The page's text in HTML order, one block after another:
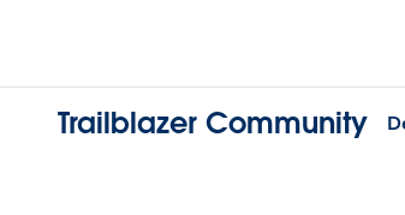
Trailblazer Community